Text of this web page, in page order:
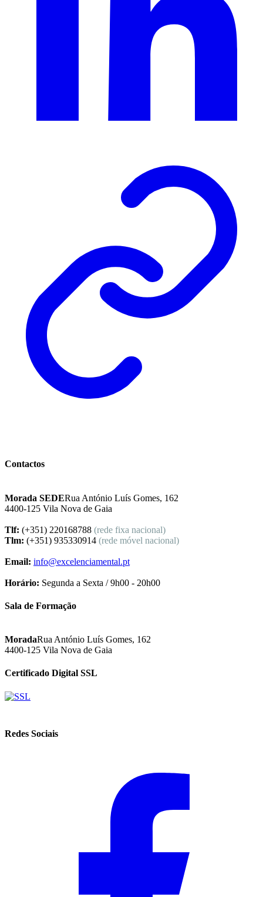
Contactos
Morada SEDERua António Luís Gomes, 162
4400-125 Vila Nova de Gaia
Tlf: (+351) 220168788 (rede fixa nacional)
Tlm: (+351) 935330914 (rede móvel nacional)
Email: info@excelenciamental.pt
Horário: Segunda a Sexta / 9h00 - 20h00
Sala de Formação
MoradaRua António Luís Gomes, 162
4400-125 Vila Nova de Gaia
Certificado Digital SSL
Redes Sociais